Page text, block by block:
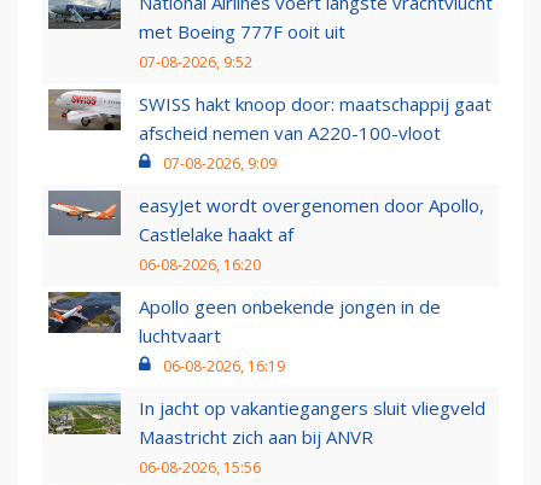
met Boeing 777F ooit uit
07-08-2026, 9:52
SWISS hakt knoop door: maatschappij gaat
afscheid nemen van A220-100-vloot
07-08-2026, 9:09
easyJet wordt overgenomen door Apollo,
Castlelake haakt af
06-08-2026, 16:20
Apollo geen onbekende jongen in de
luchtvaart
06-08-2026, 16:19
In jacht op vakantiegangers sluit vliegveld
Maastricht zich aan bij ANVR
06-08-2026, 15:56